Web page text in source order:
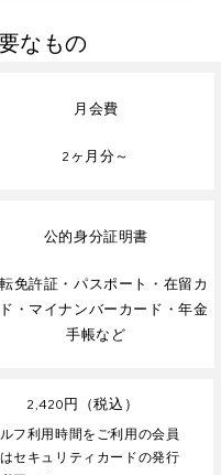
なもの
月会費
2ヶ月分～
公的身分証明書
免許証・パスポート・在留カ
・マイナンバーカード・年金
手帳など
2,420円（税込）
フ利用時間をご利用の会員
セキュリティカードの発行